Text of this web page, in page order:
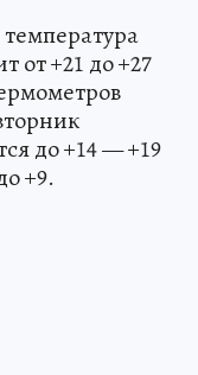
от +21 до +27
до +14 — +19
+9.